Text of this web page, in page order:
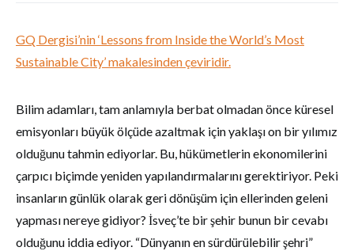
GQ Dergisi’nin ‘Lessons from Inside the World’s Most
Sustainable City’ makalesinden çeviridir.
Bilim adamları, tam anlamıyla berbat olmadan önce küresel
emisyonları büyük ölçüde azaltmak için yaklaşı on bir yılımız
olduğunu tahmin ediyorlar. Bu, hükümetlerin ekonomilerini
çarpıcı biçimde yeniden yapılandırmalarını gerektiriyor. Peki
insanların günlük olarak geri dönüşüm için ellerinden geleni
yapması nereye gidiyor? İsveç’te bir şehir bunun bir cevabı
olduğunu iddia ediyor. “Dünyanın en sürdürülebilir şehri”